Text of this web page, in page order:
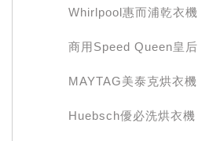
Whirlpool惠而浦乾衣機
商用Speed Queen皇后
MAYTAG美泰克烘衣機
Huebsch優必洗烘衣機